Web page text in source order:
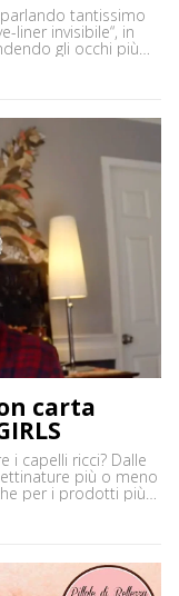
tantissimo
liner invisibile“, in
gli occhi più
precisamente?
senza rischiare di
carta
i capelli ricci? Dalle
più o meno
per i prodotti più
di più in estate,
tanti modi […]